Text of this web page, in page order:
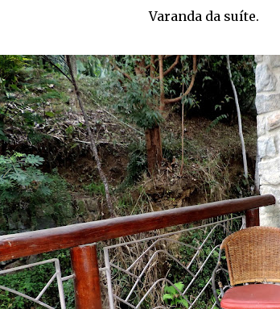
Varanda da suíte.